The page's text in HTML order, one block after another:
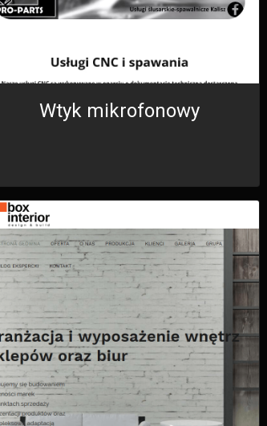
Wtyk mikrofonowy